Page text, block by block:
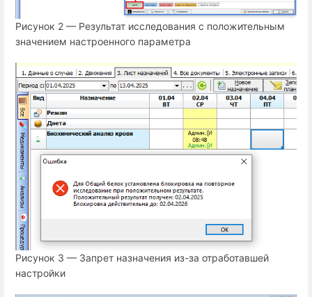
Рисунок 2 — Результат исследования с положительным
значением настроенного параметра
Рисунок 3 — Запрет назначения из-за отработавшей
настройки